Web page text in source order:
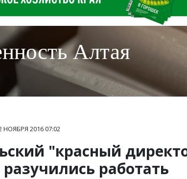
Алтая
НОЯБРЯ 201607:02
"красный
работать